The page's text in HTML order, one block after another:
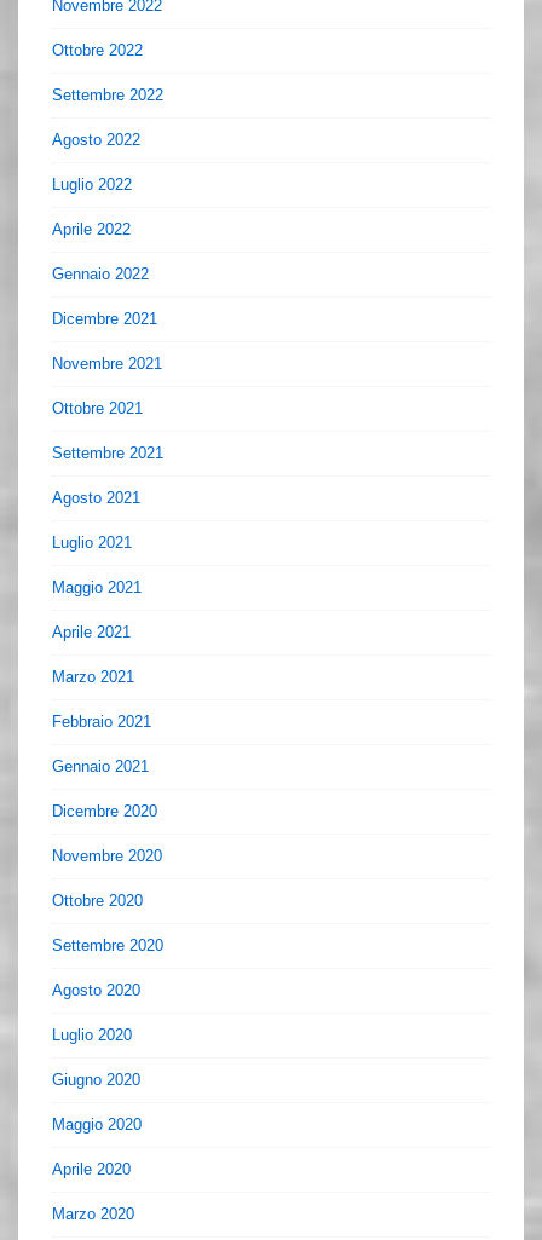
Novembre 2022
Ottobre 2022
Settembre 2022
Agosto 2022
Luglio 2022
Aprile 2022
Gennaio 2022
Dicembre 2021
Novembre 2021
Ottobre 2021
Settembre 2021
Agosto 2021
Luglio 2021
Maggio 2021
Aprile 2021
Marzo 2021
Febbraio 2021
Gennaio 2021
Dicembre 2020
Novembre 2020
Ottobre 2020
Settembre 2020
Agosto 2020
Luglio 2020
Giugno 2020
Maggio 2020
Aprile 2020
Marzo 2020